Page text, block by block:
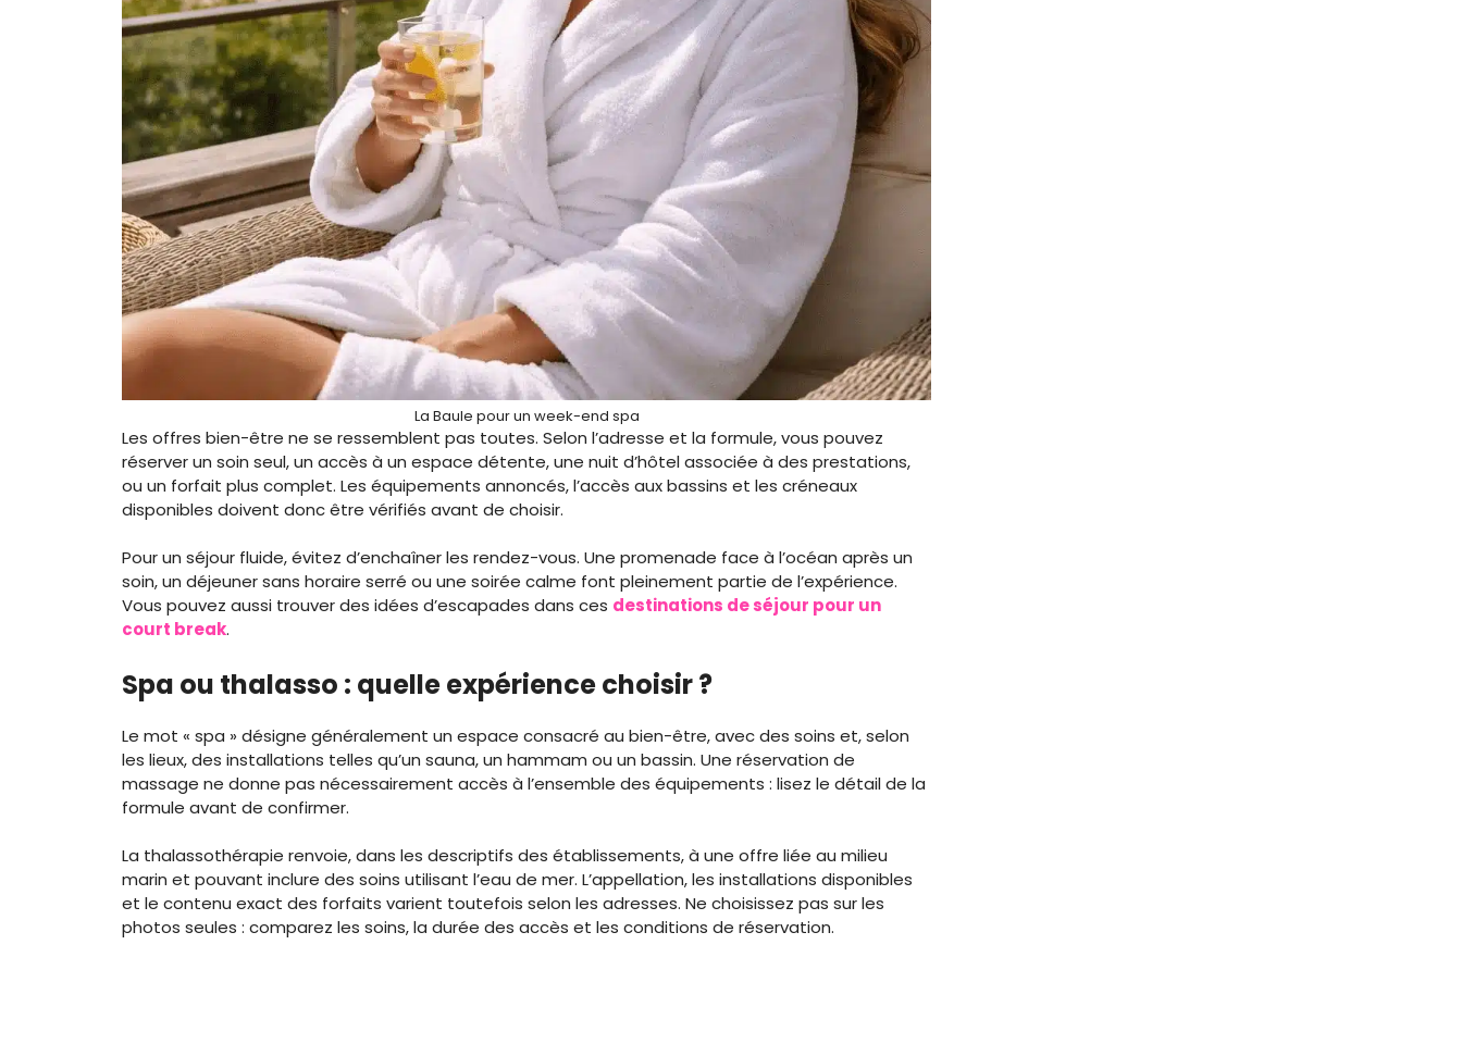
La Baule pour un week-end spa
Les offres bien-être ne se ressemblent pas toutes. Selon l’adresse et la formule, vous pouvez
réserver un soin seul, un accès à un espace détente, une nuit d’hôtel associée à des prestations,
ou un forfait plus complet. Les équipements annoncés, l’accès aux bassins et les créneaux
disponibles doivent donc être vérifiés avant de choisir.
Pour un séjour fluide, évitez d’enchaîner les rendez-vous. Une promenade face à l’océan après un
soin, un déjeuner sans horaire serré ou une soirée calme font pleinement partie de l’expérience.
Vous pouvez aussi trouver des idées d’escapades dans ces destinations de séjour pour un
court break.
Spa ou thalasso : quelle expérience choisir ?
Le mot « spa » désigne généralement un espace consacré au bien-être, avec des soins et, selon
les lieux, des installations telles qu’un sauna, un hammam ou un bassin. Une réservation de
massage ne donne pas nécessairement accès à l’ensemble des équipements : lisez le détail de la
formule avant de confirmer.
La thalassothérapie renvoie, dans les descriptifs des établissements, à une offre liée au milieu
marin et pouvant inclure des soins utilisant l’eau de mer. L’appellation, les installations disponibles
et le contenu exact des forfaits varient toutefois selon les adresses. Ne choisissez pas sur les
photos seules : comparez les soins, la durée des accès et les conditions de réservation.